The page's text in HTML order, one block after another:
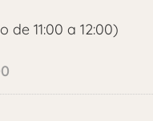
de 11:00 a 12:00)